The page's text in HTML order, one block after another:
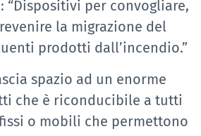
“Dispositivi per convogliare,
la migrazione del
prodotti dall’incendio.”
spazio ad un enorme
che è riconducibile a tutti
o mobili che permettono